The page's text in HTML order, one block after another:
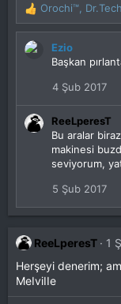
T
e
p
k
:
Orochi™
Ezio
Başkan
4 Şub 2017
ReeLperesT
Bu aralar
makinesi
seviyorum,
5 Şub 2017
ReeLperesT
1
Herşeyi denerim;
MeIviIIe